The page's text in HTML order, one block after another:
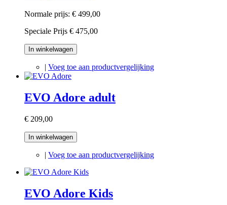
Normale prijs: € 499,00
Speciale Prijs € 475,00
In winkelwagen
| Voeg toe aan productvergelijking
EVO Adore adult
€ 209,00
In winkelwagen
| Voeg toe aan productvergelijking
EVO Adore Kids